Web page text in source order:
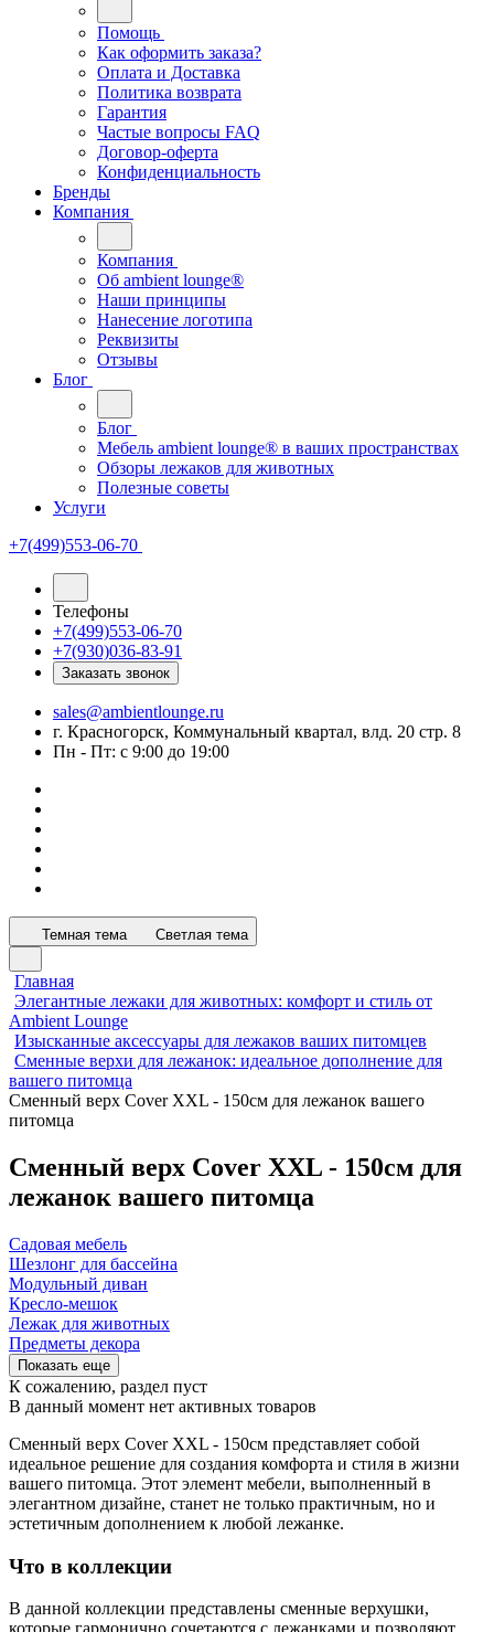
Помощь
Как оформить заказа?
Оплата и Доставка
Политика возврата
Гарантия
Частые вопросы FAQ
Договор-оферта
Конфиденциальность
Бренды
Компания
Компания
Oб ambient lounge®
Наши принципы
Нанесение логотипа
Реквизиты
Отзывы
Блог
Блог
Мебель ambient lounge® в ваших пространствах
Обзоры лежаков для животных
Полезные советы
Услуги
+7(499)553-06-70
Телефоны
+7(499)553-06-70
+7(930)036-83-91
Заказать звонок
sales@ambientlounge.ru
г. Красногорск, Коммунальный квартал, влд. 20 стр. 8
Пн - Пт: с 9:00 до 19:00
Темная тема Светлая тема
Главная
Элегантные лежаки для животных: комфорт и стиль от
Ambient Lounge
Изысканные аксессуары для лежаков ваших питомцев
Сменные верхи для лежанок: идеальное дополнение для
вашего питомца
Сменный верх Cover XXL - 150см для лежанок вашего
питомца
Сменный верх Cover XXL - 150см для
лежанок вашего питомца
Садовая мебель
Шезлонг для бассейна
Модульный диван
Кресло-мешок
Лежак для животных
Предметы декора
Показать еще
К сожалению, раздел пуст
В данный момент нет активных товаров
Сменный верх Cover XXL - 150см представляет собой
идеальное решение для создания комфорта и стиля в жизни
вашего питомца. Этот элемент мебели, выполненный в
элегантном дизайне, станет не только практичным, но и
эстетичным дополнением к любой лежанке.
Что в коллекции
В данной коллекции представлены сменные верхушки,